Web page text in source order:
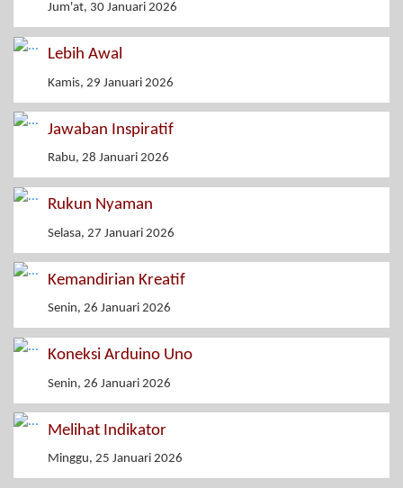
Jum'at, 30 Januari 2026
Lebih Awal
Kamis, 29 Januari 2026
Jawaban Inspiratif
Rabu, 28 Januari 2026
Rukun Nyaman
Selasa, 27 Januari 2026
Kemandirian Kreatif
Senin, 26 Januari 2026
Koneksi Arduino Uno
Senin, 26 Januari 2026
Melihat Indikator
Minggu, 25 Januari 2026